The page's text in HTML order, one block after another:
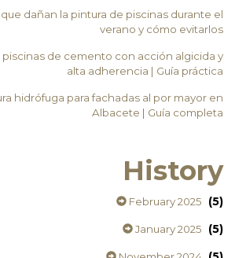
dañan la pintura de piscinas durante el
verano y cómo evitarlos
piscinas de cemento con acción algicida y
alta adherencia | Guía práctica
hidrófuga para fachadas al por mayor en
Albacete | Guía completa
History
February 2025 (5)
January 2025 (5)